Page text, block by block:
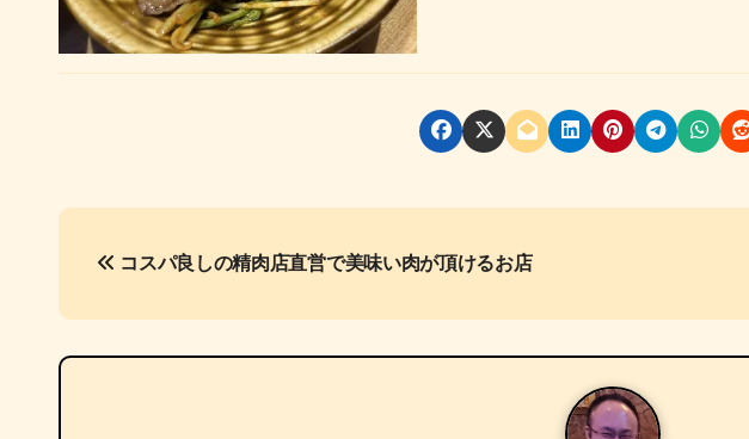
投
ナ
ビ
コスパ良しの精肉店直営で美味い肉が頂けるお店